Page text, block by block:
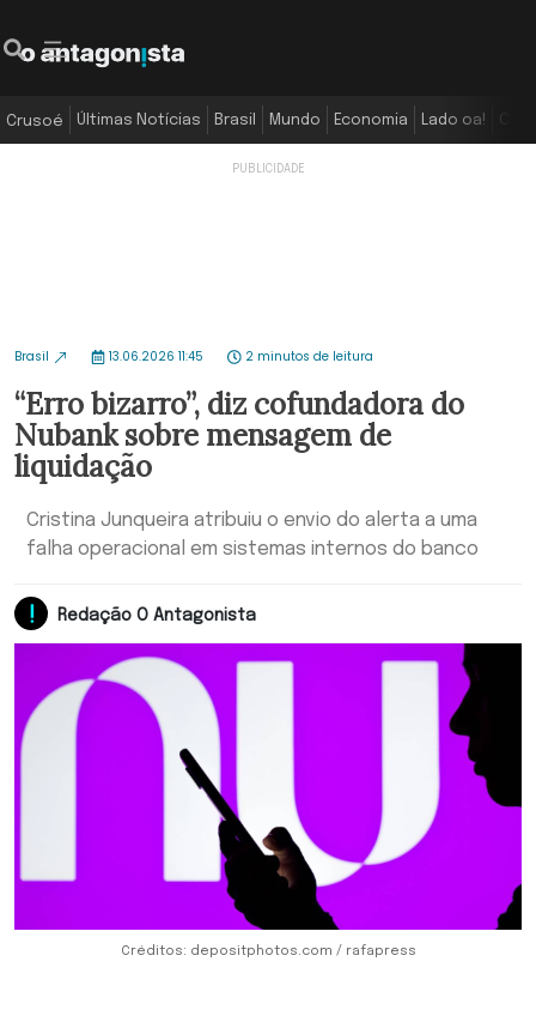
Crusoé Últimas Notícias Brasil Mundo Economia Lado oa!
Brasil 13.06.2026 11:45 2 minutos de leitura
“Erro bizarro”, diz cofundadora do
Nubank sobre mensagem de
liquidação
Cristina Junqueira atribuiu o envio do alerta a uma
falha operacional em sistemas internos do banco
Redação O Antagonista
Créditos: depositphotos.com / rafapress